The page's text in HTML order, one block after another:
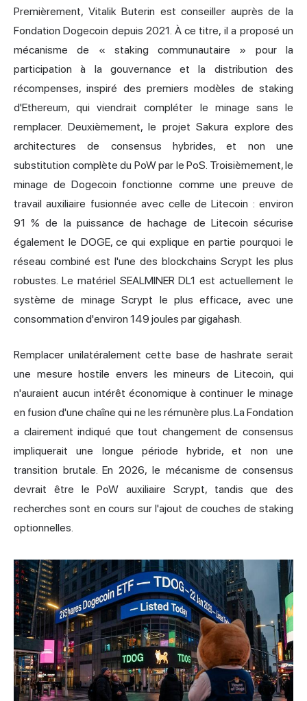
Premièrement, Vitalik Buterin est conseiller auprès de la
Fondation Dogecoin depuis 2021. À ce titre, il a proposé un
mécanisme de « staking communautaire » pour la
participation à la gouvernance et la distribution des
récompenses, inspiré des premiers modèles de staking
d'Ethereum, qui viendrait compléter le minage sans le
remplacer. Deuxièmement, le projet Sakura explore des
architectures de consensus hybrides, et non une
substitution complète du PoW par le PoS. Troisièmement, le
minage de Dogecoin fonctionne comme une preuve de
travail auxiliaire fusionnée avec celle de Litecoin : environ
91 % de la puissance de hachage de Litecoin sécurise
également le DOGE, ce qui explique en partie pourquoi le
réseau combiné est l'une des blockchains Scrypt les plus
robustes. Le matériel SEALMINER DL1 est actuellement le
système de minage Scrypt le plus efficace, avec une
consommation d'environ 149 joules par gigahash.
Remplacer unilatéralement cette base de hashrate serait
une mesure hostile envers les mineurs de Litecoin, qui
n'auraient aucun intérêt économique à continuer le minage
en fusion d'une chaîne qui ne les rémunère plus. La Fondation
a clairement indiqué que tout changement de consensus
impliquerait une longue période hybride, et non une
transition brutale. En 2026, le mécanisme de consensus
devrait être le PoW auxiliaire Scrypt, tandis que des
recherches sont en cours sur l'ajout de couches de staking
optionnelles.